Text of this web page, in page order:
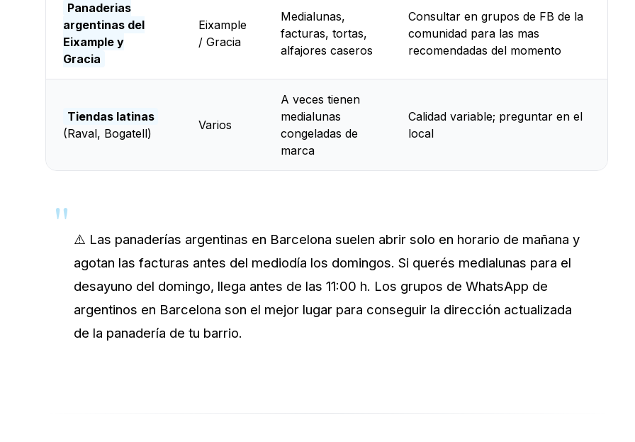
Panaderias
argentinas del
Eixample y
Gracia
Eixample
/ Gracia
Medialunas,
facturas, tortas,
alfajores caseros
Consultar en grupos de FB de la
comunidad para las mas
recomendadas del momento
Tiendas latinas
(Raval, Bogatell)
Varios
A veces tienen
medialunas
congeladas de
marca
Calidad variable; preguntar en el
local
⚠️ Las panaderías argentinas en Barcelona suelen abrir solo en horario de mañana y
agotan las facturas antes del mediodía los domingos. Si querés medialunas para el
desayuno del domingo, llega antes de las 11:00 h. Los grupos de WhatsApp de
argentinos en Barcelona son el mejor lugar para conseguir la dirección actualizada
de la panadería de tu barrio.